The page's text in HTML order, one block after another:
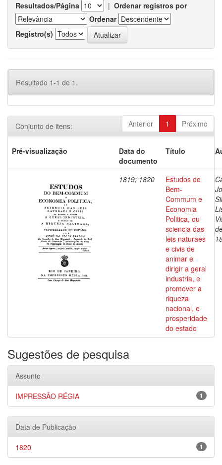
Resultados/Página | Ordenar registros por
Ordenar
Registro(s)
Resultado 1-1 de 1.
Anterior 1 Próximo
Conjunto de itens:
Pré-visualização
Data do
documento
Título
1819; 1820
Estudos do
Bem-
Commum e
Economia
Politica, ou
sciencia das
leis naturaes
e civis de
animar e
dirigir a geral
industria, e
promover a
riqueza
nacional, e
prosperidade
do estado
Sugestões de pesquisa
Assunto
1
IMPRESSÃO RÉGIA
Data de Publicação
1
1820